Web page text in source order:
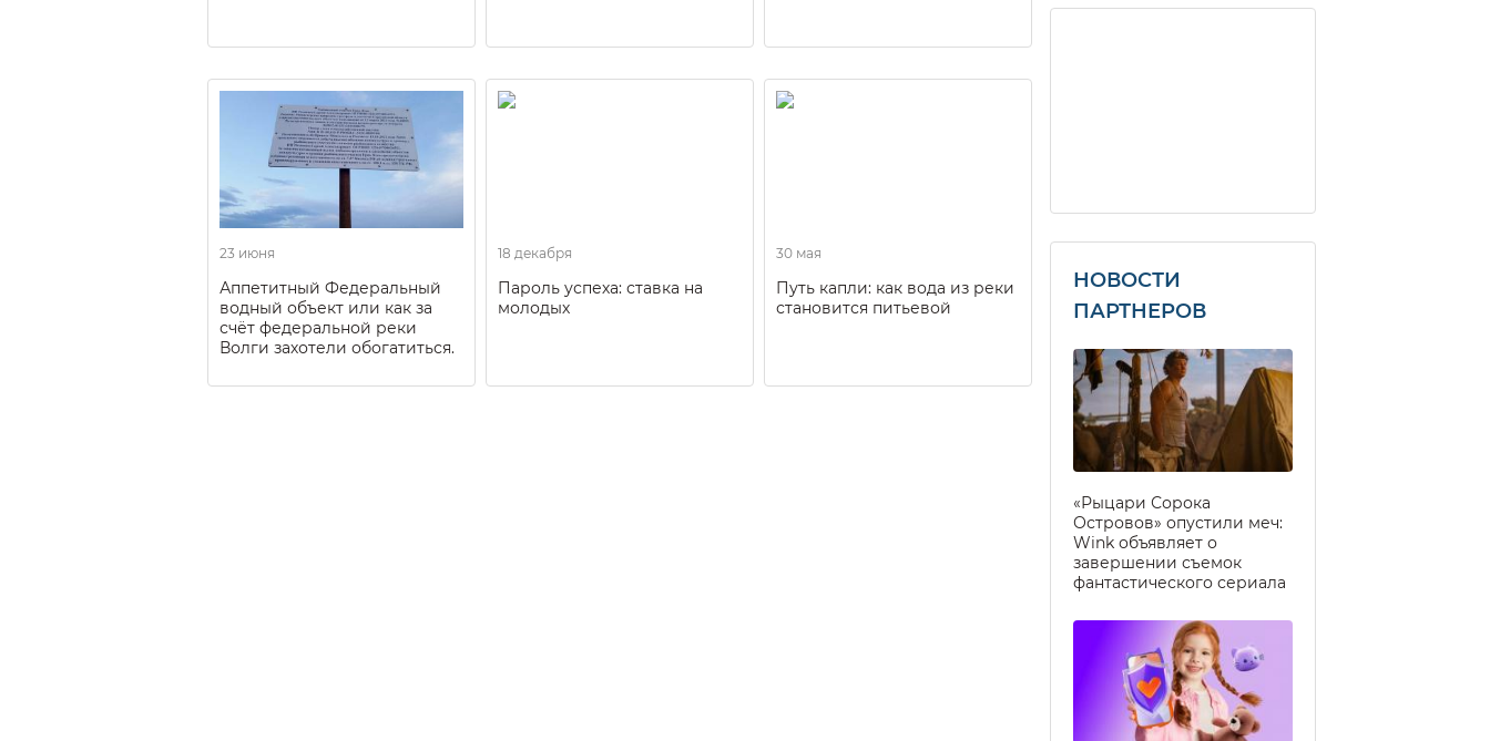
23 июня
Аппетитный Федеральный
водный объект или как за
счёт федеральной реки
Волги захотели обогатиться.
18 декабря
Пароль успеха: ставка на
молодых
30 мая
Путь капли: как вода из реки
становится питьевой
НОВОСТИ
ПАРТНЕРОВ
«Рыцари Сорока
Островов» опустили меч:
Wink объявляет о
завершении съемок
фантастического сериала